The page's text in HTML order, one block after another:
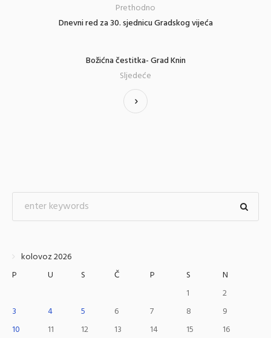
Dnevni red za 30. sjednicu Gradskog vijeća
Prethodno
Božićna čestitka- Grad Knin
Sljedeće
kolovoz 2026
P
U S Č P S
N
1
2
3
4 5 6 7 8
9
10
11 12 13 14 15
16